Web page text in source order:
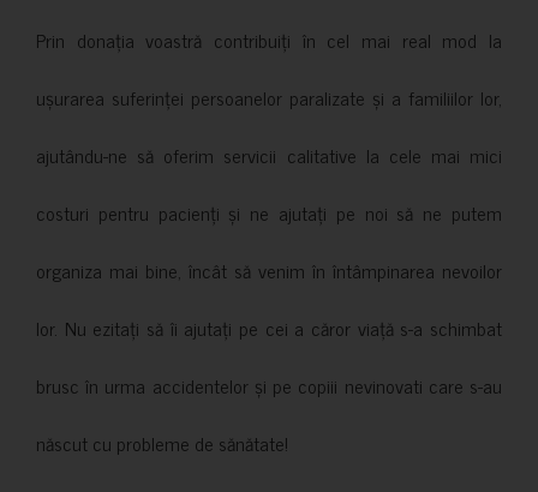
Prin donația voastră contribuiți în cel mai real mod la
ușurarea suferinței persoanelor paralizate și a familiilor lor,
ajutându-ne să oferim servicii calitative la cele mai mici
costuri pentru pacienți și ne ajutați pe noi să ne putem
organiza mai bine, încât să venim în întâmpinarea nevoilor
lor. Nu ezitați să îi ajutați pe cei a căror viață s-a schimbat
brusc în urma accidentelor și pe copiii nevinovati care s-au
născut cu probleme de sănătate!